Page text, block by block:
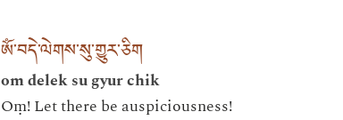
ཨོཾ་བདེ་ལེགས་སུ་གྱུར་ཅིག
om delek su gyur chik
Oṃ! Let there be auspiciousness!